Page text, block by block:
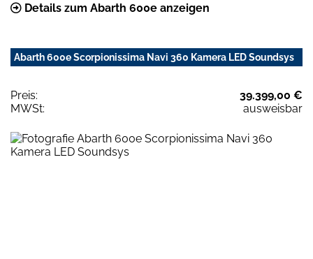
Details zum Abarth 600e anzeigen
Abarth 600e Scorpionissima Navi 360 Kamera LED Soundsys
Preis:
39.399,00 €
MWSt:
ausweisbar